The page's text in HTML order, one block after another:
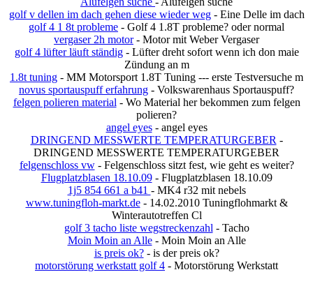
golf v dellen im dach gehen diese wieder weg- Eine Delle im dach
golf 4 1 8t probleme - Golf 4 1.8T probleme? oder normal
vergaser 2h motor- Motor mit Weber Vergaser
golf 4 lüfter läuft ständig- Lüfter dreht sofort wenn ich don maie
Zündung an m
1.8t tuning - MM Motorsport 1.8T Tuning --- erste Testversuche m
novus sportauspuff erfahrung - Volkswarenhaus Sportauspuff?
felgen polieren material - Wo Material her bekommen zum felgen
polieren?
angel eyes- angel eyes
DRINGEND MESSWERTE TEMPERATURGEBER -
DRINGEND MESSWERTE TEMPERATURGEBER
felgenschloss vw- Felgenschloss sitzt fest, wie geht es weiter?
Flugplatzblasen 18.10.09- Flugplatzblasen 18.10.09
1j5 854 661 a b41 - MK4 r32 mit nebels
www.tuningfloh-markt.de- 14.02.2010 Tuningflohmarkt &
Winterautotreffen Cl
golf 3 tacho liste wegstreckenzahl - Tacho
Moin Moin an Alle- Moin Moin an Alle
is preis ok?- is der preis ok?
motorstörung werkstatt golf 4 - Motorstörung Werkstatt